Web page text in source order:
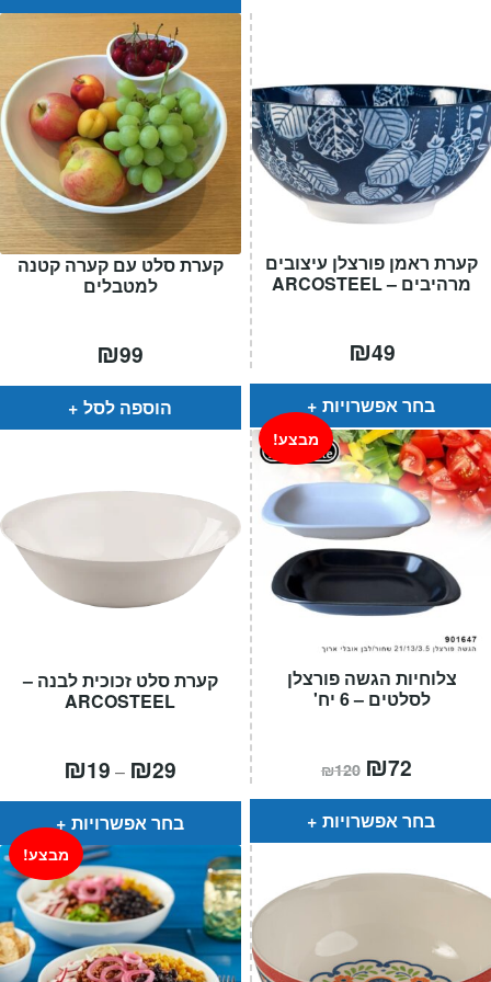
קערת סלט עם קערה קטנה
למטבלים
₪99
הוספה לסל
קערת ראמן פורצלן עיצובים
מרהיבים – ARCOSTEEL
₪49
בחר אפשרויות
קערת סלט זכוכית לבנה –
ARCOSTEEL
₪19 – ₪29
⁦₪19⁩
עד
בחר אפשרויות
צלוחיות הגשה פורצלן
לסלטים – 6 יח'
מבצע!
₪120 המחיר
המקורי
היה:
₪120.
₪72
הוא:
בחר אפשרויות
מבצע!